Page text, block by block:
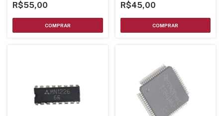
R$55,00 R$45,00